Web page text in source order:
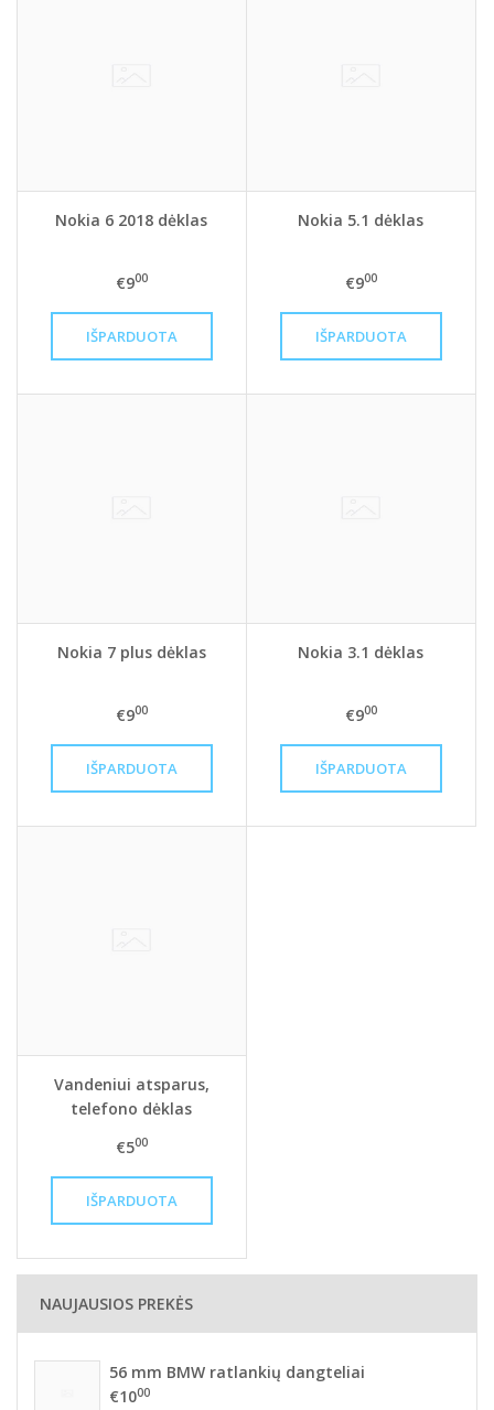
Nokia 6 2018 dėklas
€900
Nokia 5.1 dėklas
€900
Nokia 7 plus dėklas
€900
Nokia 3.1 dėklas
€900
Vandeniui atsparus,
telefono dėklas
€500
NAUJAUSIOS PREKĖS
56 mm BMW ratlankių dangteliai
€1000